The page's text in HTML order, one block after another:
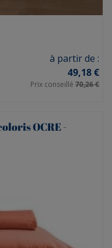
à partir de :
49,18 €
Prix conseillé 70,26 €
OCRE -